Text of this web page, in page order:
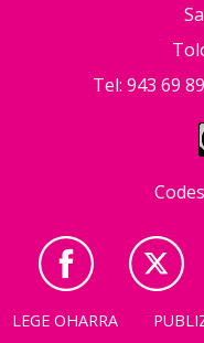
Tel: 943 69
LEGE OHARRA